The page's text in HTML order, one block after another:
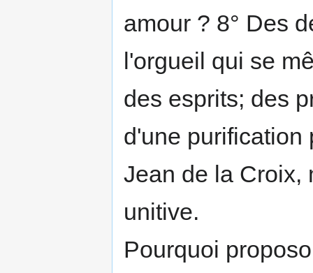
amour ? 8° Des
l'orgueil qui se
des esprits; des
d'une purification
Jean de la Croix,
unitive.
Pourquoi